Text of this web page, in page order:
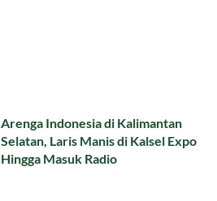
Arenga Indonesia di Kalimantan
Selatan, Laris Manis di Kalsel Expo
Hingga Masuk Radio